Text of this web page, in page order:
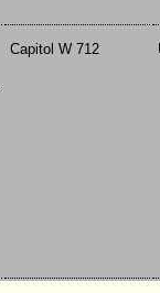
Capitol W 712